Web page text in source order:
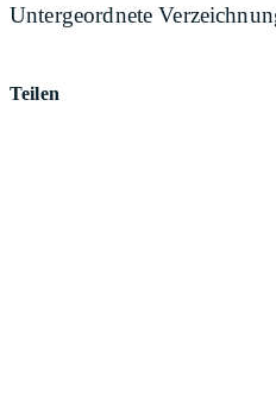
Untergeordnete
Teilen